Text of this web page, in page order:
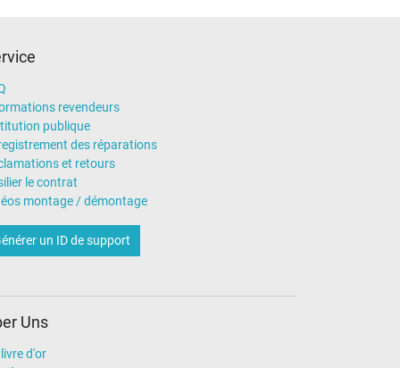
revendeurs
publique
des réparations
et retours
le contrat
montage / démontage
un ID de support
Uns
d'or